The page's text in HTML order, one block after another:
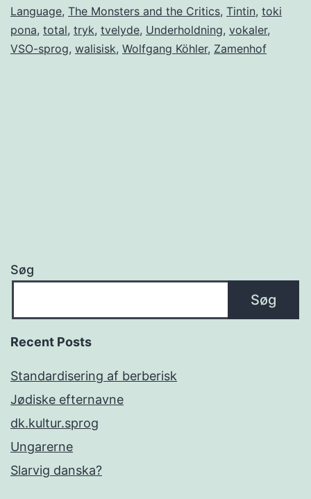
Language, The Monsters and the Critics, Tintin, toki
pona, total, tryk, tvelyde, Underholdning, vokaler,
VSO-sprog, walisisk, Wolfgang Köhler, Zamenhof
Søg
Søg
Recent Posts
Standardisering af berberisk
Jødiske efternavne
dk.kultur.sprog
Ungarerne
Slarvig danska?